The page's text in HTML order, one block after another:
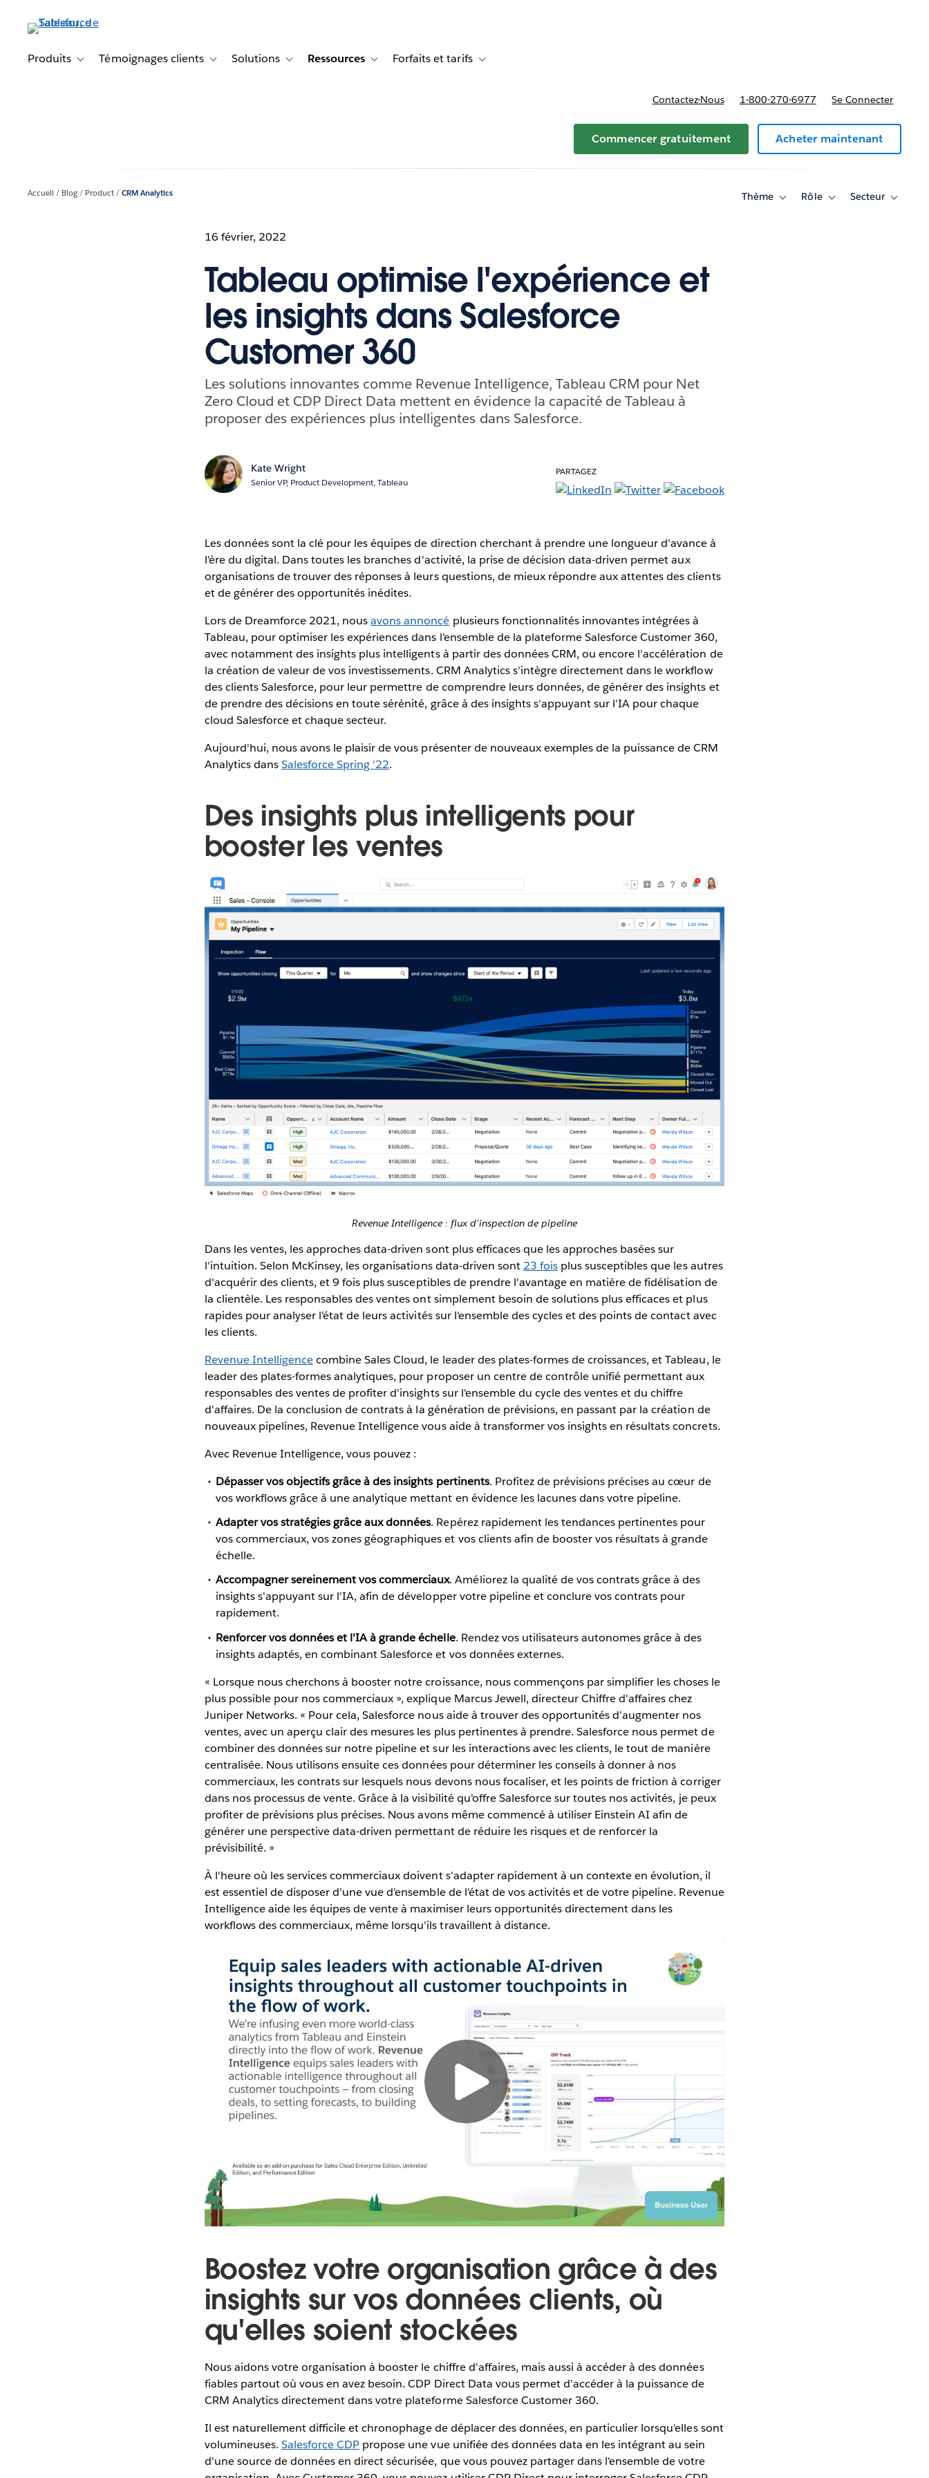
principalProduits Toggle sub-navigation for Produits
Témoignages clients Toggle sub-navigation for Témoignages clients
Solutions Toggle sub-navigation for Solutions
Ressources Toggle sub-navigation for Ressources
Forfaits et tarifs Toggle sub-navigation for Forfaits et tarifs
Contactez-Nous 1-800-270-6977 Se Connecter
Commencer gratuitement Acheter maintenant
Accueil Blog Product CRM Analytics Thème
ToggleRôle
ToggleSecteur
Toggle
16 février, 2022
Tableau optimise l'expérience et
les insights dans Salesforce
Customer 360
Les solutions innovantes comme Revenue Intelligence, Tableau CRM pour Net
Zero Cloud et CDP Direct Data mettent en évidence la capacité de Tableau à
proposer des expériences plus intelligentes dans Salesforce.
Kate Wright
Senior VP, Product Development, Tableau
PARTAGEZ
Les données sont la clé pour les équipes de direction cherchant à prendre une longueur d'avance à
l'ère du digital. Dans toutes les branches d'activité, la prise de décision data-driven permet aux
organisations de trouver des réponses à leurs questions, de mieux répondre aux attentes des clients
et de générer des opportunités inédites.
Lors de Dreamforce 2021, nousavons annoncé plusieurs fonctionnalités innovantes intégrées à
Tableau, pour optimiser les expériences dans l'ensemble de la plateforme Salesforce Customer 360,
avec notamment des insights plus intelligents à partir des données CRM, ou encore l'accélération de
la création de valeur de vos investissements. CRM Analytics s'intègre directement dans le workflow
des clients Salesforce, pour leur permettre de comprendre leurs données, de générer des insights et
de prendre des décisions en toute sérénité, grâce à des insights s'appuyant sur l'IA pour chaque
cloud Salesforce et chaque secteur.
Aujourd'hui, nous avons le plaisir de vous présenter de nouveaux exemples de la puissance de CRM
Analytics dansSalesforce Spring '22.
Des insights plus intelligents pour
booster les ventes
Revenue Intelligence : flux d'inspection de pipeline
Dans les ventes, les approches data-driven sont plus efficaces que les approches basées sur
l'intuition. Selon McKinsey, les organisations data-driven sont 23 fois plus susceptibles que les autres
d'acquérir des clients, et 9 fois plus susceptibles de prendre l'avantage en matière de fidélisation de
la clientèle. Les responsables des ventes ont simplement besoin de solutions plus efficaces et plus
rapides pour analyser l'état de leurs activités sur l'ensemble des cycles et des points de contact avec
les clients.
Revenue Intelligencecombine Sales Cloud, le leader des plates-formes de croissances, et Tableau, le
leader des plates-formes analytiques, pour proposer un centre de contrôle unifié permettant aux
responsables des ventes de profiter d'insights sur l'ensemble du cycle des ventes et du chiffre
d'affaires. De la conclusion de contrats à la génération de prévisions, en passant par la création de
nouveaux pipelines, Revenue Intelligence vous aide à transformer vos insights en résultats concrets.
Avec Revenue Intelligence, vous pouvez :
Dépasser vos objectifs grâce à des insights pertinents. Profitez de prévisions précises au cœur de
vos workflows grâce à une analytique mettant en évidence les lacunes dans votre pipeline.
Adapter vos stratégies grâce aux données. Repérez rapidement les tendances pertinentes pour
vos commerciaux, vos zones géographiques et vos clients afin de booster vos résultats à grande
échelle.
Accompagner sereinement vos commerciaux. Améliorez la qualité de vos contrats grâce à des
insights s'appuyant sur l'IA, afin de développer votre pipeline et conclure vos contrats pour
rapidement.
Renforcer vos données et l'IA à grande échelle. Rendez vos utilisateurs autonomes grâce à des
insights adaptés, en combinant Salesforce et vos données externes.
« Lorsque nous cherchons à booster notre croissance, nous commençons par simplifier les choses le
plus possible pour nos commerciaux », explique Marcus Jewell, directeur Chiffre d'affaires chez
Juniper Networks. « Pour cela, Salesforce nous aide à trouver des opportunités d'augmenter nos
ventes, avec un aperçu clair des mesures les plus pertinentes à prendre. Salesforce nous permet de
combiner des données sur notre pipeline et sur les interactions avec les clients, le tout de manière
centralisée. Nous utilisons ensuite ces données pour déterminer les conseils à donner à nos
commerciaux, les contrats sur lesquels nous devons nous focaliser, et les points de friction à corriger
dans nos processus de vente. Grâce à la visibilité qu'offre Salesforce sur toutes nos activités, je peux
profiter de prévisions plus précises. Nous avons même commencé à utiliser Einstein AI afin de
générer une perspective data-driven permettant de réduire les risques et de renforcer la
prévisibilité. »
À l'heure où les services commerciaux doivent s'adapter rapidement à un contexte en évolution, il
est essentiel de disposer d'une vue d'ensemble de l'état de vos activités et de votre pipeline. Revenue
Intelligence aide les équipes de vente à maximiser leurs opportunités directement dans les
workflows des commerciaux, même lorsqu'ils travaillent à distance.
Boostez votre organisation grâce à des
insights sur vos données clients, où
qu'elles soient stockées
Nous aidons votre organisation à booster le chiffre d'affaires, mais aussi à accéder à des données
fiables partout où vous en avez besoin. CDP Direct Data vous permet d'accéder à la puissance de
CRM Analytics directement dans votre plateforme Salesforce Customer 360.
Il est naturellement difficile et chronophage de déplacer des données, en particulier lorsqu'elles sont
volumineuses. Salesforce CDP propose une vue unifiée des données data en les intégrant au sein
d'une source de données en direct sécurisée, que vous pouvez partager dans l'ensemble de votre